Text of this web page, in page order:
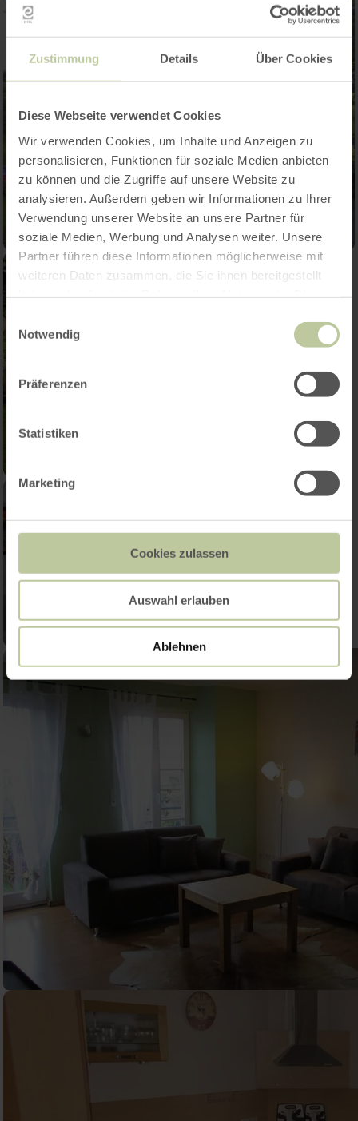
Zustimmung Details Über Cookies
Diese Webseite verwendet Cookies
Wir verwenden Cookies, um Inhalte und Anzeigen zu
personalisieren, Funktionen für soziale Medien anbieten
zu können und die Zugriffe auf unsere Website zu
analysieren. Außerdem geben wir Informationen zu Ihrer
Verwendung unserer Website an unsere Partner für
soziale Medien, Werbung und Analysen weiter. Unsere
Partner führen diese Informationen möglicherweise mit
weiteren Daten zusammen, die Sie ihnen bereitgestellt
Einwilligungsauswahl
Notwendig
Präferenzen
Statistiken
Marketing
Cookies zulassen
Auswahl erlauben
Ablehnen